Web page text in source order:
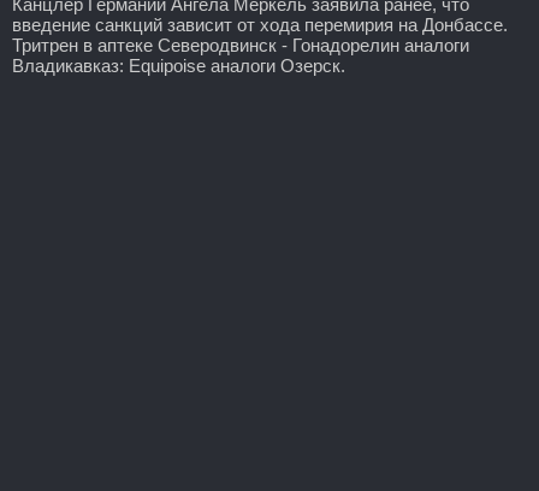
введение санкций зависит от хода перемирия на Донбассе.
Тритрен в аптеке Северодвинск - Гонадорелин аналоги
Владикавказ: Equipoise аналоги Озерск.